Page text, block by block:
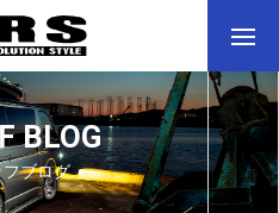
BLOG
ブログ